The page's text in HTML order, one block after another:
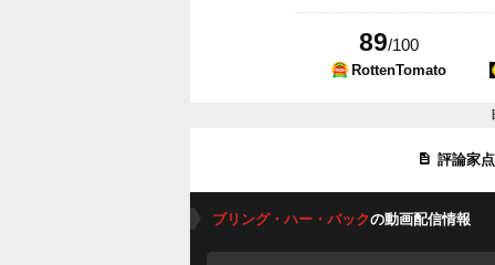
89/100
RottenTomato
評論家
ブリング・ハー・バックの動画配信情報